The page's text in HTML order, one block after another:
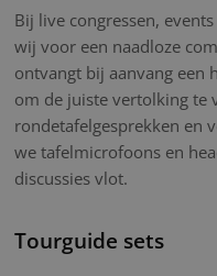
Bij live congressen,
wij voor een naadloze
ontvangt bij aanvang een
om de juiste vertolking te
rondetafelgesprekken en
we tafelmicrofoons en
discussies vlot.
Tourguide sets